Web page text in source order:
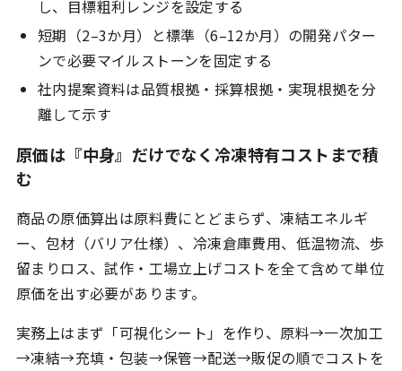
し、目標粗利レンジを設定する
短期（2–3か月）と標準（6–12か月）の開発パター
ンで必要マイルストーンを固定する
社内提案資料は品質根拠・採算根拠・実現根拠を分
離して示す
原価は『中身』だけでなく冷凍特有コストまで積
む
商品の原価算出は原料費にとどまらず、凍結エネルギ
ー、包材（バリア仕様）、冷凍倉庫費用、低温物流、歩
留まりロス、試作・工場立上げコストを全て含めて単位
原価を出す必要があります。
実務上はまず「可視化シート」を作り、原料→一次加工
→凍結→充填・包装→保管→配送→販促の順でコストを